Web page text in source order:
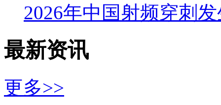
2026年中国射频穿刺
最新资讯
更多>>